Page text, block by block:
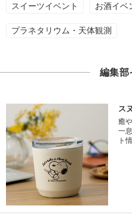
スイーツイベント お酒イベ
プラネタリウム・天体観測
編集部
ス
癒
一
ト